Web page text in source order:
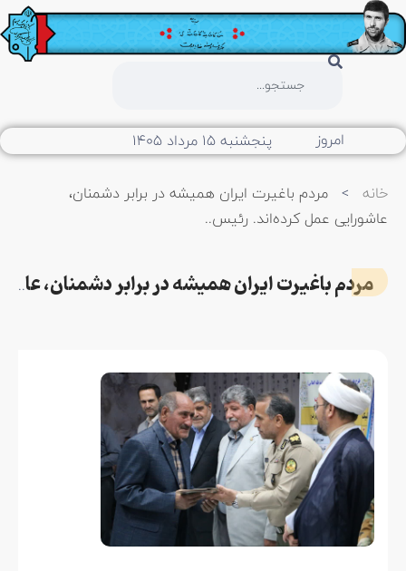
امروز پنجشنبه ۱۵ مرداد ۱۴۰۵
خانه >
مردم باغیرت ایران همیشه در برابر دشمنان،
عاشورایی عمل کرده‌اند. رئیس..
مردم باغیرت ایران همیشه در برابر دشمنان، عاشورایی عمل کرده‌اند. رئیس..